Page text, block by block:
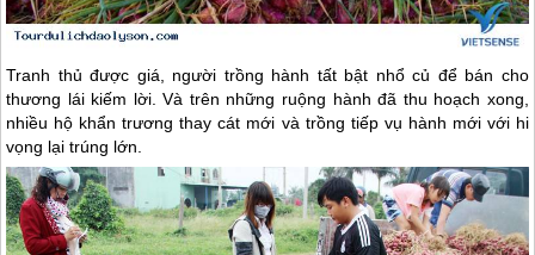
Tranh thủ được giá, người trồng hành tất bật nhổ củ để bán cho
thương lái kiếm lời. Và trên những ruộng hành đã thu hoạch xong,
nhiều hộ khẩn trương thay cát mới và trồng tiếp vụ hành mới với hi
vọng lại trúng lớn.